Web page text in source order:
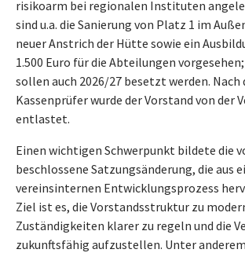
risikoarm bei regionalen Instituten
sind u.a. die Sanierung von Platz 1 im
neuer Anstrich der Hütte sowie ein
1.500 Euro für die Abteilungen
sollen auch 2026/27 besetzt werden.
Kassenprüfer wurde der Vorstand von der
entlastet.
Einen wichtigen Schwerpunkt bildete die
beschlossene Satzungsänderung, die aus
vereinsinternen Entwicklungsprozess
Ziel ist es, die Vorstandsstruktur zu
Zuständigkeiten klarer zu regeln und die
zukunftsfähig aufzustellen. Unter